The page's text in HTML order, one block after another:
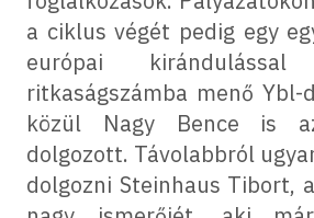
a ciklus végét pedig egy
európai
ritkaságszámba menő
közül Nagy Bence is
dolgozott. Távolabbról
dolgozni Steinhaus Tibort,